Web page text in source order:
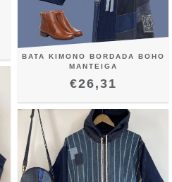
BATA KIMONO BORDADA BOHO
MANTEIGA
€26,31